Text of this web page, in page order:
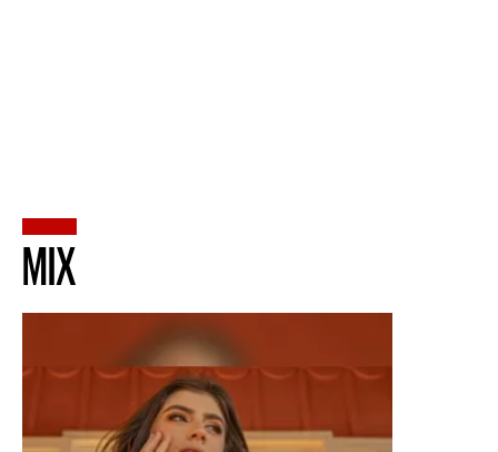
MIX